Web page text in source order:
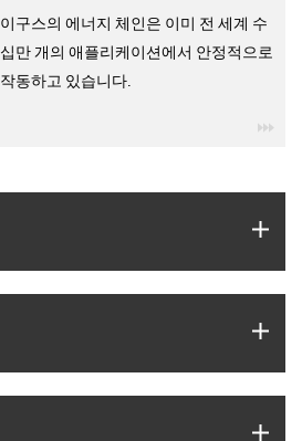
이구스의 에너지 체인은 이미 전 세계 수
십만 개의 애플리케이션에서 안정적으로
작동하고 있습니다.